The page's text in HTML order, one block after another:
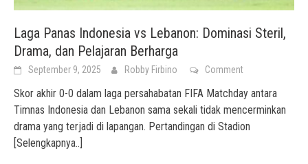
Laga Panas Indonesia vs Lebanon: Dominasi Steril,
Drama, dan Pelajaran Berharga
September 9, 2025 Robby Firbino Comment
Skor akhir 0-0 dalam laga persahabatan FIFA Matchday antara
Timnas Indonesia dan Lebanon sama sekali tidak mencerminkan
drama yang terjadi di lapangan. Pertandingan di Stadion
[Selengkapnya..]